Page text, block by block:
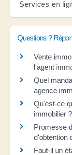
Services en
Questions ?
Vente
l'agent
Quel
agence
Qu'est-ce
immobilier ?
Promesse
d'obtention
Faut-il un